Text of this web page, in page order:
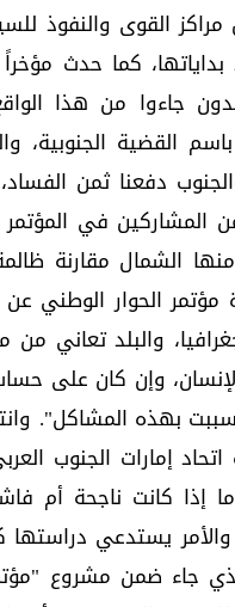
القوى والنفوذ
بداياتها، كما حدث
جاءوا من هذا
القضية
دفعنا ثمن
في المؤتمر
الشمال مقارنة
الحوار الوطني
والبلد تعاني
وإن كان على
بهذه المشاكل".
إمارات الجنوب
إذا كانت ناجحة أم
يستدعي
جاء ضمن مشروع